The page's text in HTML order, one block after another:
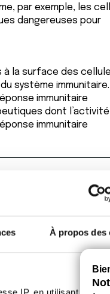
À propos des
par exemple, les
dangereuses pour
à la surface des
système immunitaire.
immunitaire
dont l’activité
immunitaire